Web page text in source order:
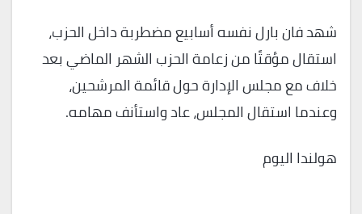
شهد فان بارل نفسه أسابيع مضطربة داخل الحزب،
استقال مؤقتًا من زعامة الحزب الشهر الماضي بعد
خلاف مع مجلس الإدارة حول قائمة المرشحين،
وعندما استقال المجلس، عاد واستأنف مهامه.
هولندا اليوم